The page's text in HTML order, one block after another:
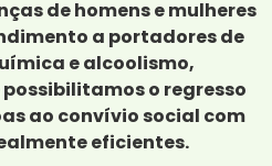
de homens e mulheres
a portadores de
e alcoolismo,
o regresso
ao convívio social com
eficientes.